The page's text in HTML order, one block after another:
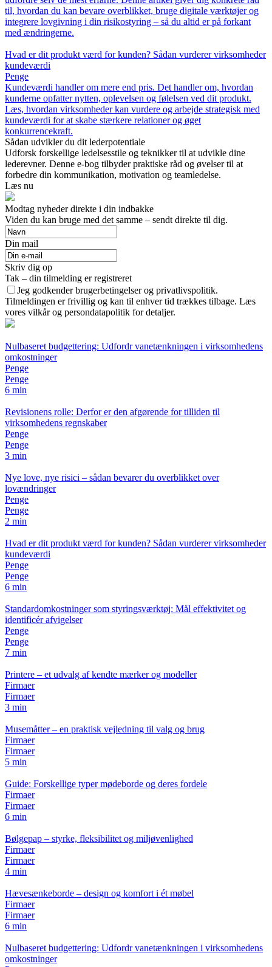
til, hvordan du kan bevare overblikket, bruge digitale værktøjer og
integrere lovgivning i din risikostyring – så du altid er på forkant
med ændringerne.
Hvad er dit produkt værd for kunden? Sådan vurderer virksomheder
kundeværdi
Penge
Kundeværdi handler om mere end pris. Det handler om, hvordan
kunderne opfatter nytten, oplevelsen og følelsen ved dit produkt.
Læs, hvordan virksomheder kan vurdere og arbejde strategisk med
kundeværdi for at skabe stærkere relationer og øget
konkurrencekraft.
Sådan udvikler du dit lederpotentiale
Udforsk forskellige ledelsesstile og teknikker til at udvikle dine
lederevner. Denne e-bog tilbyder praktiske råd og øvelser til at
forbedre din kommunikation, motivation og teamledelse.
Læs nu
Modtag nyheder direkte i din indbakke
Viden du kan bruge med det samme – sendt direkte til dig.
Din mail
Skriv dig op
Tak – din tilmelding er registreret
Jeg godkender brugerbetingelser og privatlivspolitik.
Tilmeldingen er frivillig og kan til enhver tid trækkes tilbage. Læs
vores vilkår og persondatapolitik for detaljer.
Nulbaseret budgettering: Udfordr vanetænkningen i virksomhedens
omkostninger
Penge
Penge
6 min
Revisionens rolle: Derfor er den afgørende for tilliden til
virksomhedens regnskaber
Penge
Penge
3 min
Nye love, nye risici – sådan bevarer du overblikket over
lovændringer
Penge
Penge
2 min
Hvad er dit produkt værd for kunden? Sådan vurderer virksomheder
kundeværdi
Penge
Penge
6 min
Standardomkostninger som styringsværktøj: Mål effektivitet og
identificér afvigelser
Penge
Penge
7 min
Printere – et udvalg af kendte mærker og modeller
Firmaer
Firmaer
3 min
Musemåtter – en praktisk vejledning til valg og brug
Firmaer
Firmaer
5 min
Guide: Forskellige typer mødeborde og deres fordele
Firmaer
Firmaer
6 min
Bølgepap – styrke, fleksibilitet og miljøvenlighed
Firmaer
Firmaer
4 min
Hævesænkeborde – design og komfort i ét møbel
Firmaer
Firmaer
6 min
Nulbaseret budgettering: Udfordr vanetænkningen i virksomhedens
omkostninger